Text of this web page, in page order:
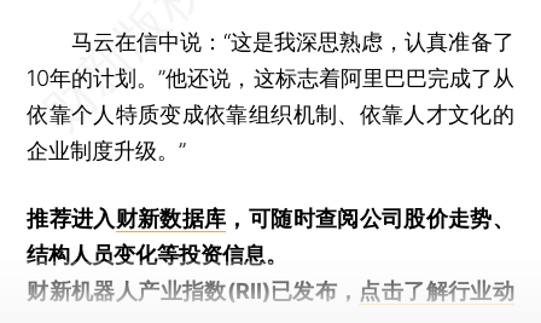
马云在信中说：“这是我深思熟虑，认真准备了
10年的计划。”他还说，这标志着阿里巴巴完成了从
依靠个人特质变成依靠组织机制、依靠人才文化的
企业制度升级。”
推荐进入财新数据库 ，可随时查阅公司股价走势、
结构人员变化等投资信息。
财新机器人产业指数(RII)已发布， 点击了解行业动